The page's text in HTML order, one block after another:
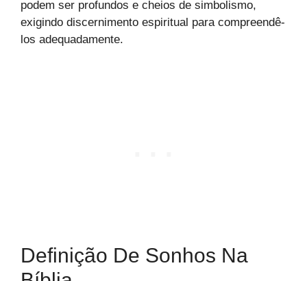
podem ser profundos e cheios de simbolismo,
exigindo discernimento espiritual para compreendê-
los adequadamente.
Definição De Sonhos Na